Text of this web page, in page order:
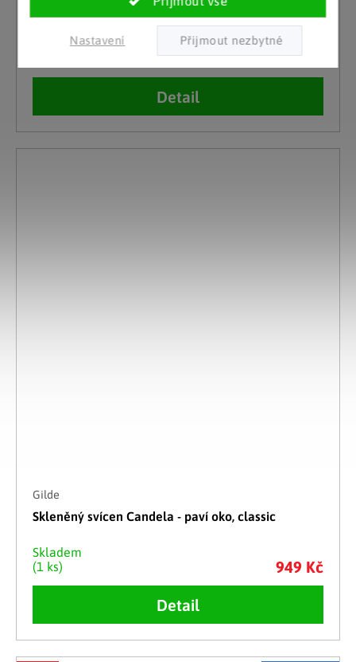
Nastavení
Skleněný mini svícen Nobless
Skladem
579 Kč
Detail
Gilde
Skleněný svícen Candela - paví oko, classic
Skladem
(1 ks)
949 Kč
Detail